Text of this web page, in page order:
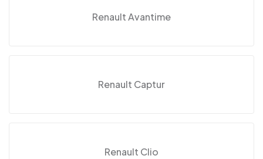
Renault Avantime
Renault Captur
Renault Clio